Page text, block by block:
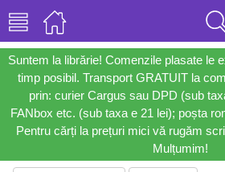
Suntem la librărie! Comenzile plasate le
timp posibil. Transport GRATUIT la
prin: curier Cargus sau DPD (sub
FANbox etc. (sub taxa e 21 lei); poșta
Pentru cărți la prețuri mici vă rugăm
Mulțumim!